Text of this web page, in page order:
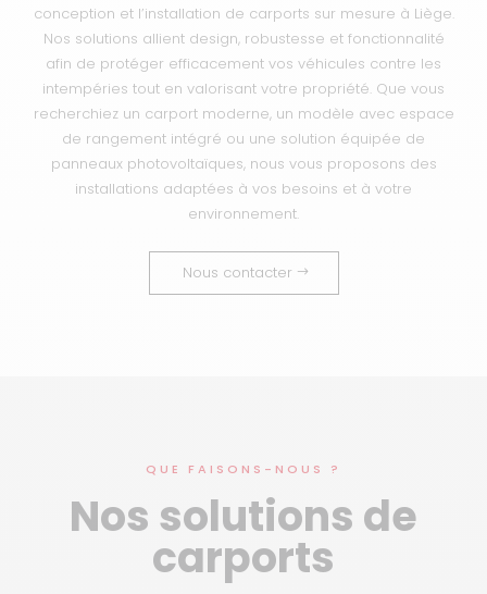
conception et l’installation de carports sur mesure à Liège.
Nos solutions allient design, robustesse et fonctionnalité
afin de protéger efficacement vos véhicules contre les
intempéries tout en valorisant votre propriété. Que vous
recherchiez un carport moderne, un modèle avec espace
de rangement intégré ou une solution équipée de
panneaux photovoltaïques, nous vous proposons des
installations adaptées à vos besoins et à votre
environnement.
Nous contacter
QUE FAISONS-NOUS ?
Nos solutions de
carports